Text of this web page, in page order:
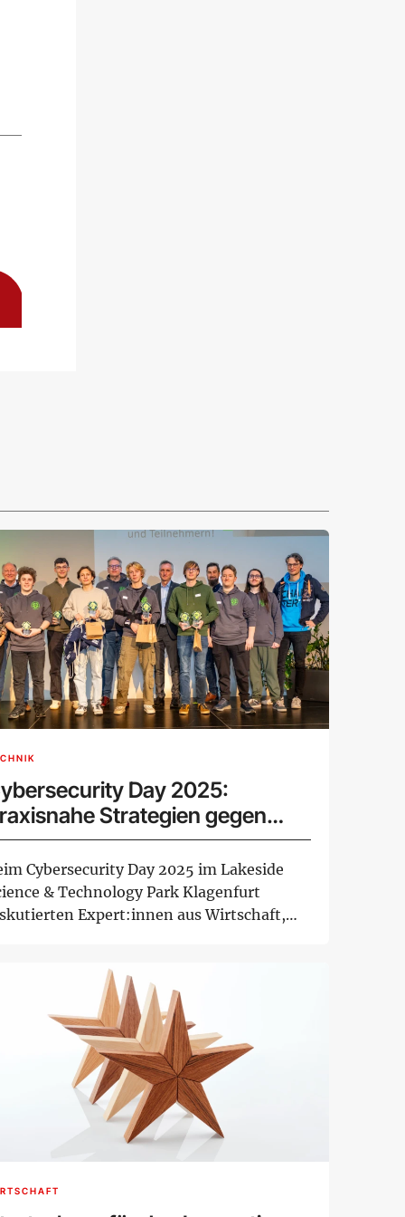
Day 2025:
Strategien gegen
IT-Bedrohungen
Cybersecurity Day 2025 im Lakeside
& Technology Park Klagenfurt
Expert:innen aus Wirtschaft,